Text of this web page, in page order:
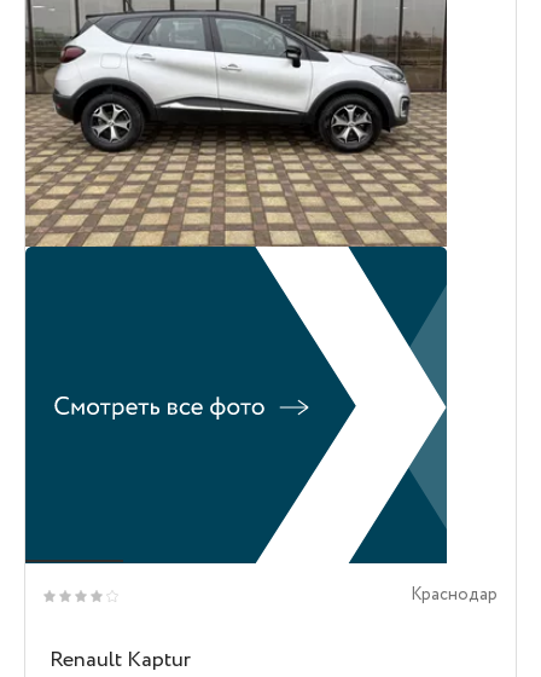
Краснодар
Renault Kaptur